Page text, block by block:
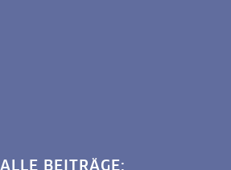
BEITRÄGE: